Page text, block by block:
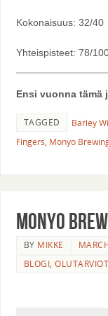
Kokonaisuus: 32/40
Yhteispisteet: 78/
Ensi vuonna tämä
TAGGED Barley
Fingers, Monyo
Monyo
BY MIKKE
BLOGI,OLUTARVIOT